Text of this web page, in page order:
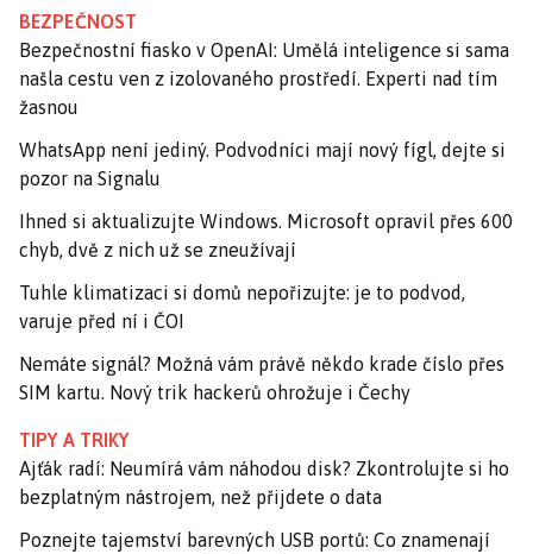
BEZPEČNOST
Bezpečnostní fiasko v OpenAI: Umělá inteligence si sama
našla cestu ven z izolovaného prostředí. Experti nad tím
žasnou
WhatsApp není jediný. Podvodníci mají nový fígl, dejte si
pozor na Signalu
Ihned si aktualizujte Windows. Microsoft opravil přes 600
chyb, dvě z nich už se zneužívají
Tuhle klimatizaci si domů nepořizujte: je to podvod,
varuje před ní i ČOI
Nemáte signál? Možná vám právě někdo krade číslo přes
SIM kartu. Nový trik hackerů ohrožuje i Čechy
TIPY A TRIKY
Ajťák radí: Neumírá vám náhodou disk? Zkontrolujte si ho
bezplatným nástrojem, než přijdete o data
Poznejte tajemství barevných USB portů: Co znamenají